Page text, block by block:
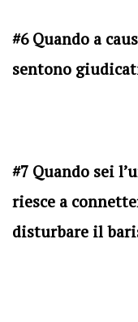
#6 Quando a
sentono
#7 Quando sei
riesce a
disturbare il